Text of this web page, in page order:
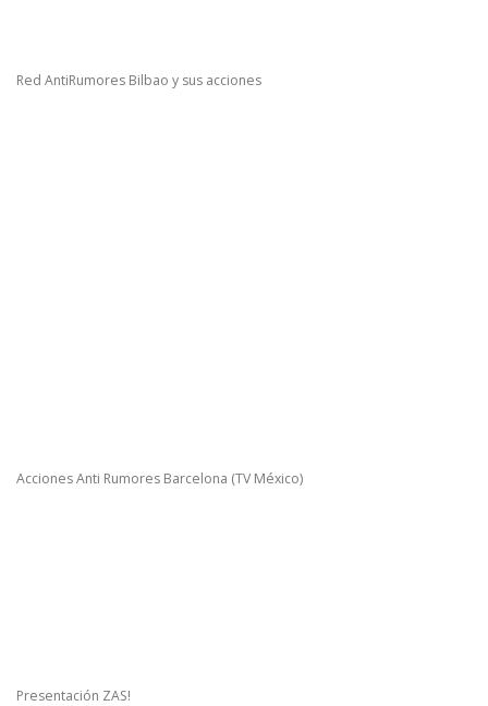
Red AntiRumores Bilbao y sus acciones
Acciones Anti Rumores Barcelona (TV México)
Presentación ZAS!